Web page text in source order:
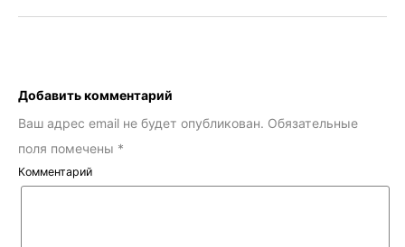
Добавить комментарий
Ваш адрес email не будет опубликован. Обязательные
поля помечены *
Комментарий